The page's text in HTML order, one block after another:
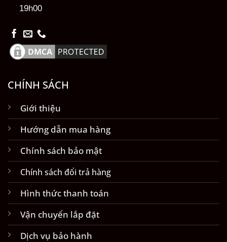
19h00
CHÍNH SÁCH
Giới thiệu
Hướng dẫn mua hàng
Chính sách bảo mật
Chính sách đổi trả hàng
Hình thức thanh toán
Vận chuyển lắp đặt
Dịch vụ bảo hành